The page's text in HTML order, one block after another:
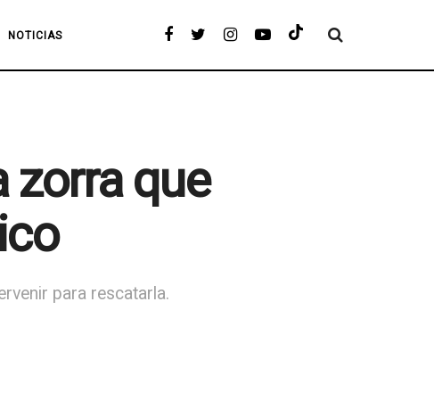
NOTICIAS
zorra que
para rescatarla.